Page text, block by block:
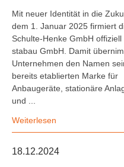
Mit neuer Identität in die
dem 1. Januar 2025 firmiert
Schulte-Henke GmbH offiziell
stabau GmbH. Damit
Unternehmen den Namen
bereits etablierten Marke für
Anbaugeräte, stationäre
und ...
Weiterlesen
18.12.2024